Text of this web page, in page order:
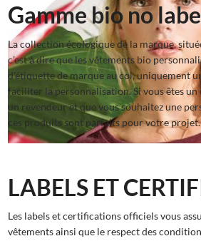
Gamme bio no
La collection écologique de la marque,
c’est à dire que les vêtements bio
d'étiquette de marque au col, uniquement
faciliter la personnalisation. Si vous êtes
un revendeur et que vous souhaitez une
ces produits sont parfaits pour votre projet.
LABELS ET
Les labels et certifications officiels vous
vêtements ainsi que le respect des